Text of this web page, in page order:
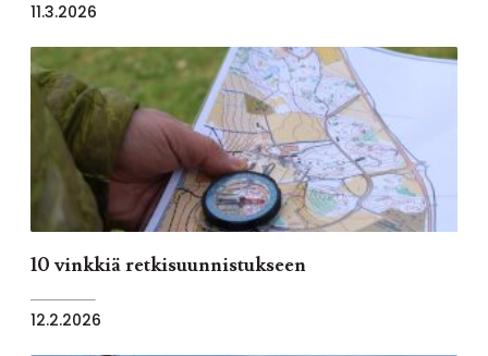
11.3.2026
10 vinkkiä retkisuunnistukseen
12.2.2026